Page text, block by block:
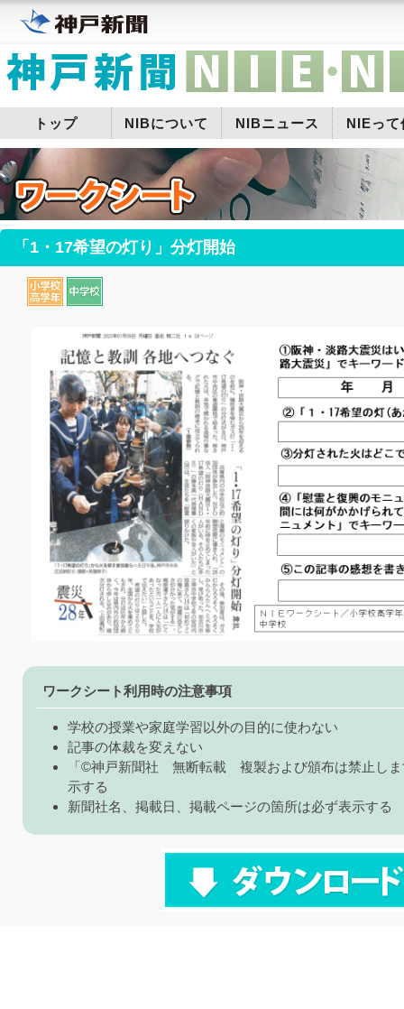
トップ NIBについて NIBニュース NIEって
「1・17希望の灯り」分灯開始
ワークシート利用時の注意事項
学校の授業や家庭学習以外の目的に使わない
記事の体裁を変えない
「©神戸新聞社 無断転載 複製および頒布は禁止しま
示する
新聞社名、掲載日、掲載ページの箇所は必ず表示する